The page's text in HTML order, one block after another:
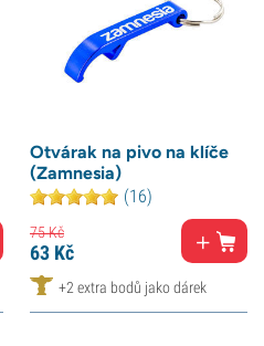
Otvárak na pivo na klíče
(Zamnesia)
(16)
75Kč
63 Kč
+2 extra bodů jako dárek